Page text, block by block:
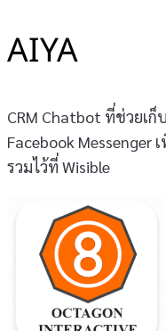
AIYA
CRM Chatbot ที่ช่วยเก็
Facebook Messenger
รวมไว้ที่ Wisible